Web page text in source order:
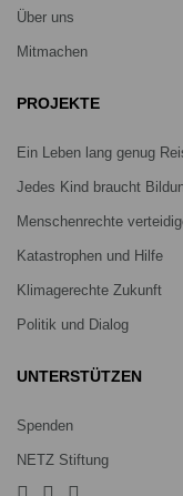
Über uns
Mitmachen
PROJEKTE
Ein Leben lang genug
Jedes Kind braucht
Menschenrechte
Katastrophen und Hilfe
Klimagerechte Zukunft
Politik und Dialog
UNTERSTÜTZEN
Spenden
NETZ Stiftung